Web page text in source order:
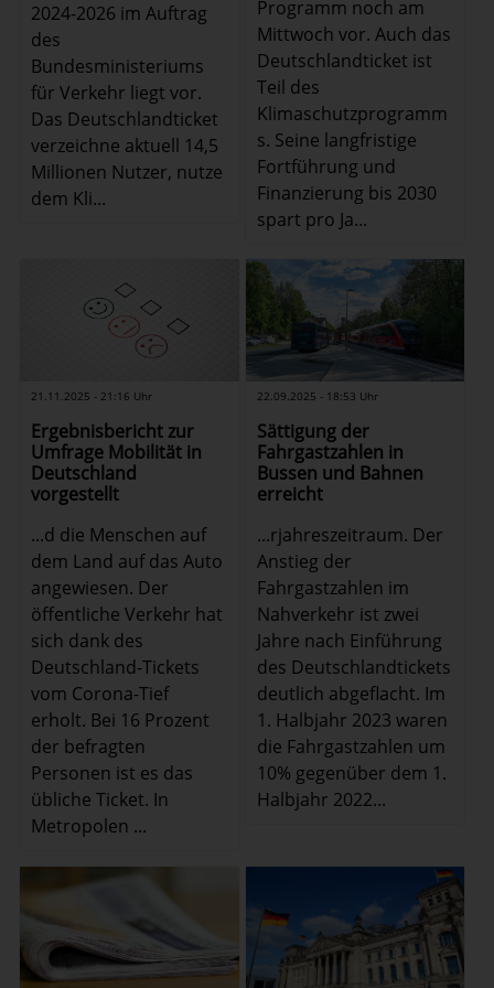
2024-2026 im Auftrag
des
Bundesministeriums
für Verkehr liegt vor.
Das Deutschlandticket
verzeichne aktuell 14,5
Millionen Nutzer, nutze
dem Kli...
Programm noch am
Mittwoch vor. Auch das
Deutschlandticket ist
Teil des
Klimaschutzprogramm
s. Seine langfristige
Fortführung und
Finanzierung bis 2030
spart pro Ja...
21.11.2025 - 21:16 Uhr
Ergebnisbericht zur
Umfrage Mobilität in
Deutschland
vorgestellt
...d die Menschen auf
dem Land auf das Auto
angewiesen. Der
öffentliche Verkehr hat
sich dank des
Deutschland-Tickets
vom Corona-Tief
erholt. Bei 16 Prozent
der befragten
Personen ist es das
übliche Ticket. In
Metropolen ...
22.09.2025 - 18:53 Uhr
Sättigung der
Fahrgastzahlen in
Bussen und Bahnen
erreicht
...rjahreszeitraum. Der
Anstieg der
Fahrgastzahlen im
Nahverkehr ist zwei
Jahre nach Einführung
des Deutschlandtickets
deutlich abgeflacht. Im
1. Halbjahr 2023 waren
die Fahrgastzahlen um
10% gegenüber dem 1.
Halbjahr 2022...